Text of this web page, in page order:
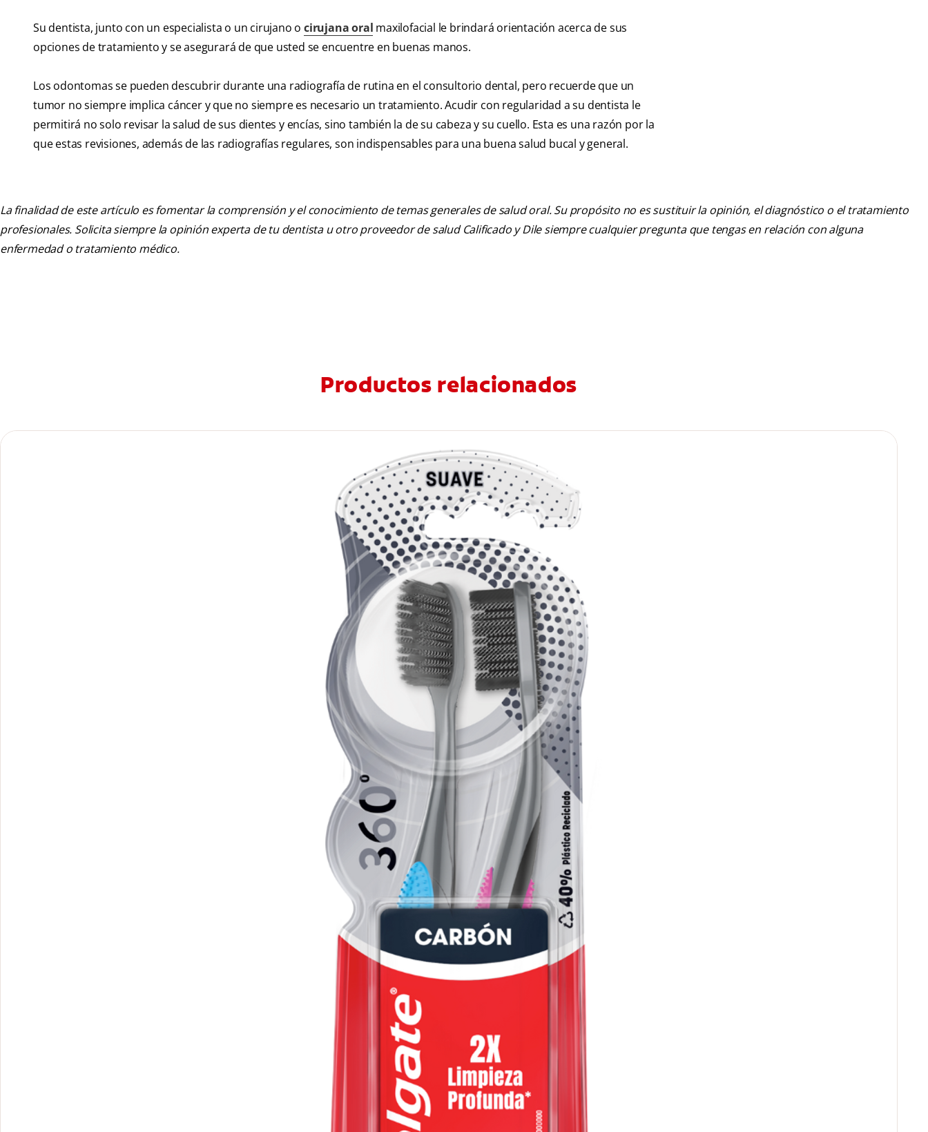
Su dentista, junto con un especialista o un cirujano o cirujana oral maxilofacial le brindará orientación acerca de sus
opciones de tratamiento y se asegurará de que usted se encuentre en buenas manos.
Los odontomas se pueden descubrir durante una radiografía de rutina en el consultorio dental, pero recuerde que un
tumor no siempre implica cáncer y que no siempre es necesario un tratamiento. Acudir con regularidad a su dentista le
permitirá no solo revisar la salud de sus dientes y encías, sino también la de su cabeza y su cuello. Esta es una razón por la
que estas revisiones, además de las radiografías regulares, son indispensables para una buena salud bucal y general.
La finalidad de este artículo es fomentar la comprensión y el conocimiento de temas generales de salud oral. Su propósito no es sustituir la opinión, el diagnóstico o el tratamiento
profesionales. Solicita siempre la opinión experta de tu dentista u otro proveedor de salud Calificado y Dile siempre cualquier pregunta que tengas en relación con alguna
enfermedad o tratamiento médico.
Productos relacionados